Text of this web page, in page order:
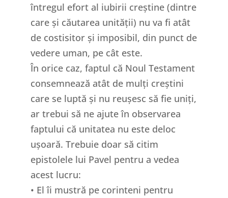
întregul efort al iubirii creștine (dintre
care și căutarea unității) nu va fi atât
de costisitor și imposibil, din punct de
vedere uman, pe cât este.
În orice caz, faptul că Noul Testament
consemnează atât de mulți creștini
care se luptă și nu reușesc să fie uniți,
ar trebui să ne ajute în observarea
faptului că unitatea nu este deloc
ușoară. Trebuie doar să citim
epistolele lui Pavel pentru a vedea
acest lucru:
• El îi mustră pe corinteni pentru